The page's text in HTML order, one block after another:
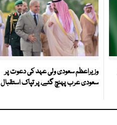
وزیراعظم سعودی ولی عہد کی دعوت پر
سعودی عرب پہنچ گئے، پر تپاک استقبال